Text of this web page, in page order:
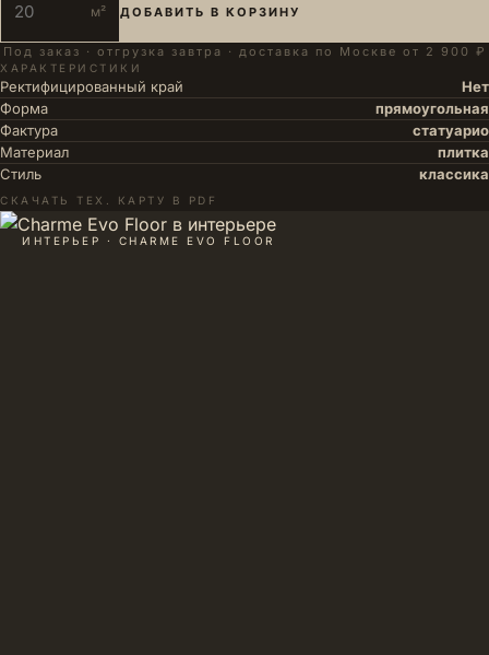
м² ДОБАВИТЬ В КОРЗИНУ
Под заказ · отгрузка завтра · доставка по Москве от 2 900 ₽
ХАРАКТЕРИСТИКИ
Ректифицированный край
Нет
Форма
прямоугольная
Фактура
статуарио
Материал
плитка
Стиль
классика
СКАЧАТЬ ТЕХ. КАРТУ В PDF
ИНТЕРЬЕР · CHARME EVO FLOOR